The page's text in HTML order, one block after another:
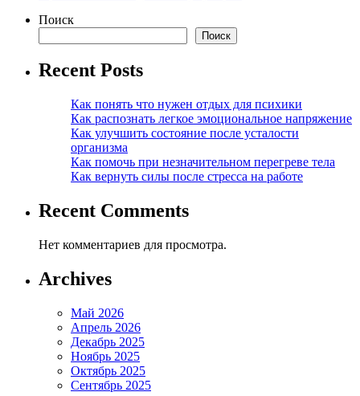
Поиск
Поиск
Recent Posts
Как понять что нужен отдых для психики
Как распознать легкое эмоциональное напряжение
Как улучшить состояние после усталости
организма
Как помочь при незначительном перегреве тела
Как вернуть силы после стресса на работе
Recent Comments
Нет комментариев для просмотра.
Archives
Май 2026
Апрель 2026
Декабрь 2025
Ноябрь 2025
Октябрь 2025
Сентябрь 2025